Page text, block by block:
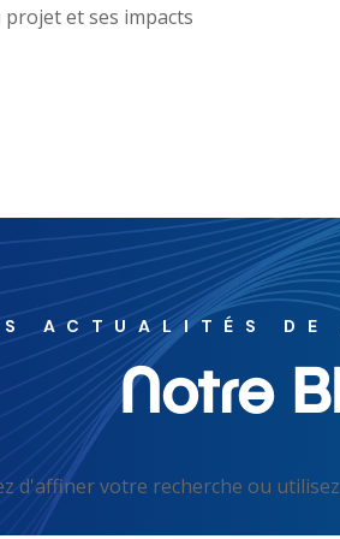
et ses impacts
ACTUALITÉS DE
Notre
d'affiner votre recherche ou